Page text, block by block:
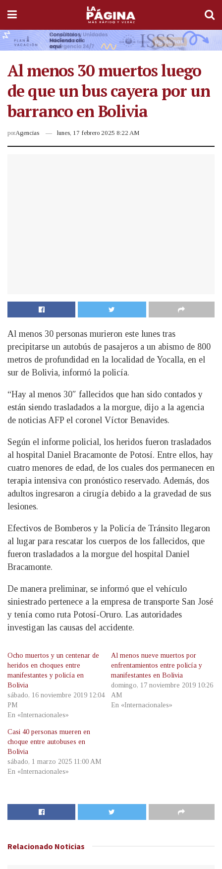
Al menos 30 muertos luego
de que un bus cayera por un
barranco en Bolivia
porAgencias lunes, 17 febrero 2025 8:22 AM
Al menos 30 personas murieron este lunes tras
precipitarse un autobús de pasajeros a un abismo de 800
metros de profundidad en la localidad de Yocalla, en el
sur de Bolivia, informó la policía.
“Hay al menos 30″ fallecidos que han sido contados y
están siendo trasladados a la morgue, dijo a la agencia
de noticias AFP el coronel Víctor Benavides.
Según el informe policial, los heridos fueron trasladados
al hospital Daniel Bracamonte de Potosí. Entre ellos, hay
cuatro menores de edad, de los cuales dos permanecen en
terapia intensiva con pronóstico reservado. Además, dos
adultos ingresaron a cirugía debido a la gravedad de sus
lesiones.
Efectivos de Bomberos y la Policía de Tránsito llegaron
al lugar para rescatar los cuerpos de los fallecidos, que
fueron trasladados a la morgue del hospital Daniel
Bracamonte.
De manera preliminar, se informó que el vehículo
siniestrado pertenece a la empresa de transporte San José
y tenía como ruta Potosí-Oruro. Las autoridades
investigan las causas del accidente.
Ocho muertos y un centenar de
heridos en choques entre
manifestantes y policía en
Bolivia
sábado, 16 noviembre 2019 12:04
PM
En «Internacionales»
Al menos nueve muertos por
enfrentamientos entre policía y
manifestantes en Bolivia
domingo, 17 noviembre 2019 10:26
AM
En «Internacionales»
Casi 40 personas mueren en
choque entre autobuses en
Bolivia
sábado, 1 marzo 2025 11:00 AM
En «Internacionales»
Relacionado Noticias